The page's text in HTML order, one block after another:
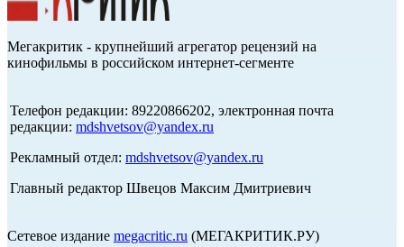
Мегакритик - крупнейший агрегатор рецензий на
кинофильмы в российском интернет-сегменте
Телефон редакции: 89220866202, электронная почта
редакции: mdshvetsov@yandex.ru
Рекламный отдел: mdshvetsov@yandex.ru
Главный редактор Швецов Максим Дмитриевич
Сетевое издание megacritic.ru (МЕГАКРИТИК.РУ)